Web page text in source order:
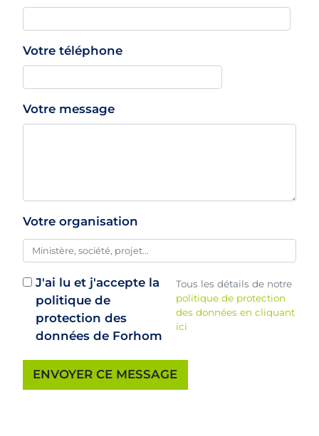
vous
joindre
?
Votre téléphone
Votre message
Votre organisation
J'ai lu et j'accepte la
politique de
protection des
données de Forhom
Tous les détails de notre
politique de protection
des données en cliquant
ici